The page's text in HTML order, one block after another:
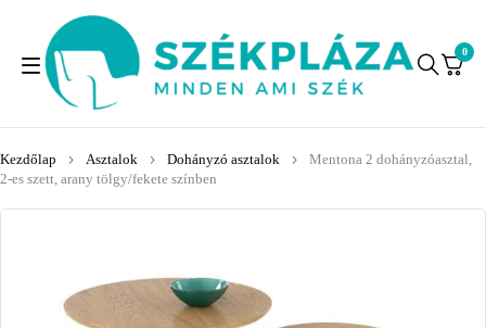
0
Kezdőlap Asztalok Dohányzó asztalok
Mentona 2 dohányzóasztal,
2-es szett, arany tölgy/fekete színben